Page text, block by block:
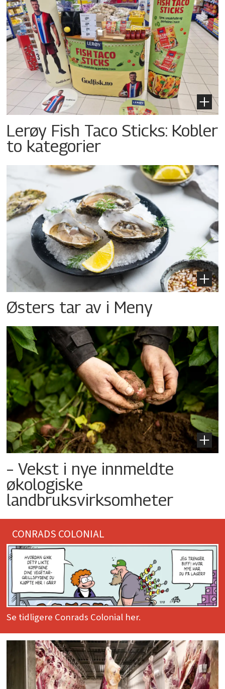
Lerøy Fish Taco Sticks: Kobler
to kategorier
Østers tar av i Meny
– Vekst i nye innmeldte
økologiske
landbruksvirksomheter
CONRADS COLONIAL
Se tidligere Conrads Colonial her.